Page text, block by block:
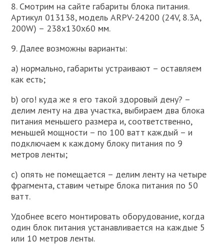
8. Смотрим на сайте габариты блока питания.
Артикул 013138, модель ARPV-24200 (24V, 8.3A,
200W) – 238x130x60 мм.
9. Далее возможны варианты:
a) нормально, габариты устраивают – оставляем
как есть;
b) ого! куда же я его такой здоровый дену? –
делим ленту на два участка, выбираем два блока
питания меньшего размера и, соответственно,
меньшей мощности – по 100 ватт каждый – и
подключаем к каждому блоку питания по 9
метров ленты;
c) опять не помещается – делим ленту на четыре
фрагмента, ставим четыре блока питания по 50
ватт.
Удобнее всего монтировать оборудование, когда
один блок питания устанавливается на каждые 5
или 10 метров ленты.